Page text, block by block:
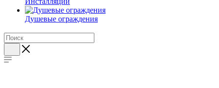
Душевые ограждения